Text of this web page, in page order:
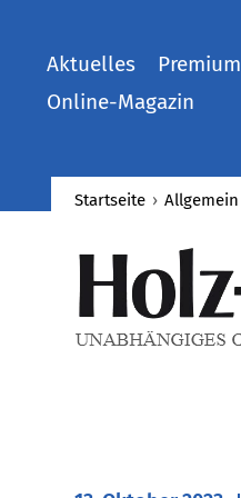
Aktuelles
Online-Magazin
Startseite › Allgemein